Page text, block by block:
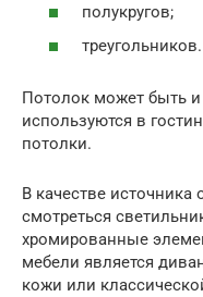
полукругов;
треугольников.
Потолок может быть
используются в
потолки.
В качестве
смотреться
хромированные
мебели является
кожи или